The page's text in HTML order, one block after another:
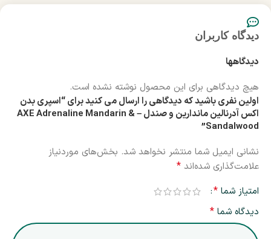
دیدگاه کاربران
دیدگاهها
هیچ دیدگاهی برای این محصول نوشته نشده است.
اولین نفری باشید که دیدگاهی را ارسال می کنید برای “اسپری بدن
اکس آدرنالین ماندارین و صندل – AXE Adrenaline Mandarin &
Sandalwood”
نشانی ایمیل شما منتشر نخواهد شد. بخش‌های موردنیاز
علامت‌گذاری شده‌اند *
امتیاز شما *
دیدگاه شما *